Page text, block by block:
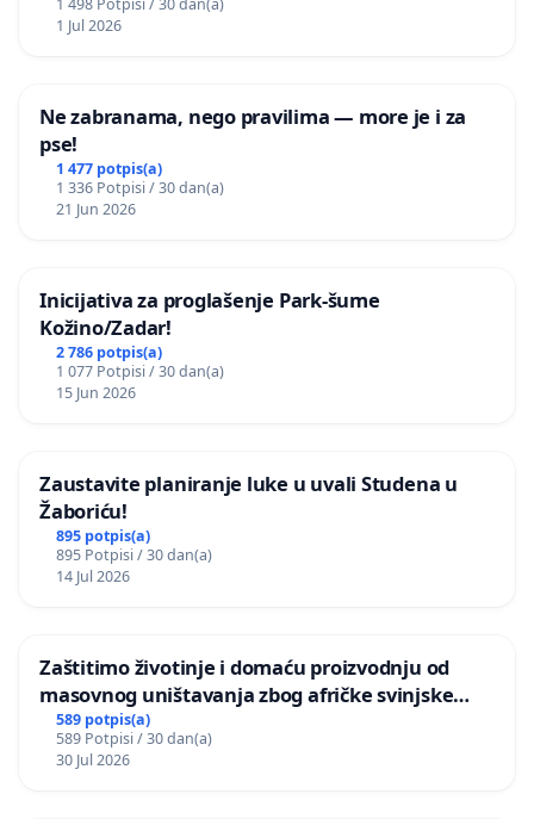
1 498 Potpisi / 30 dan(a)
1 Jul 2026
Ne zabranama, nego pravilima — more je i za
pse!
1 477 potpis(a)
1 336 Potpisi / 30 dan(a)
21 Jun 2026
Inicijativa za proglašenje Park-šume
Kožino/Zadar!
2 786 potpis(a)
1 077 Potpisi / 30 dan(a)
15 Jun 2026
Zaustavite planiranje luke u uvali Studena u
Žaboriću!
895 potpis(a)
895 Potpisi / 30 dan(a)
14 Jul 2026
Zaštitimo životinje i domaću proizvodnju od
masovnog uništavanja zbog afričke svinjske
kuge
589 potpis(a)
589 Potpisi / 30 dan(a)
30 Jul 2026